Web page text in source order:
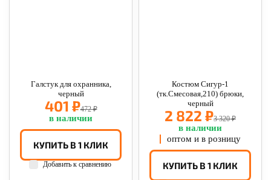
Галстук для охранника,
черный
401 ₽472 ₽
в наличии
КУПИТЬ В 1 КЛИК
Добавить к сравнению
Костюм Сигур-1
(тк.Смесовая,210) брюки,
черный
2 822 ₽3 320 ₽
в наличии
оптом и в розницу
КУПИТЬ В 1 КЛИК